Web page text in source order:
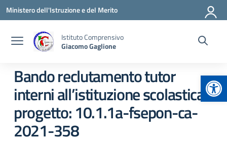
Vai ai contenuti
Vai al menu di navigazione
Vai al footer
Ministero dell'Istruzione e del Merito
Istituto Comprensivo
Giacomo Gaglione
Bando reclutamento tutor
interni all’istituzione scolastica -
progetto: 10.1.1a-fsepon-ca-
2021-358